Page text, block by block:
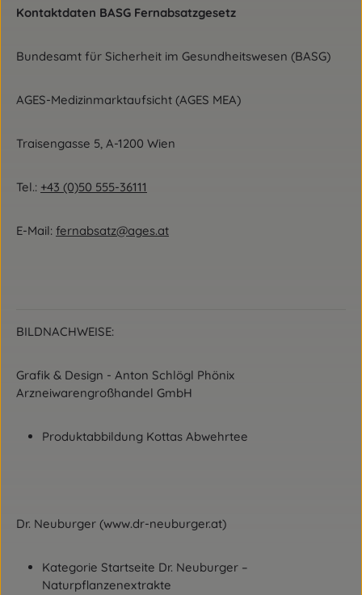
Kontaktdaten BASG Fernabsatzgesetz
Bundesamt für Sicherheit im Gesundheitswesen (BASG)
AGES-Medizinmarktaufsicht (AGES MEA)
Traisengasse 5, A-1200 Wien
Tel.: +43 (0)50 555-36111
E-Mail: fernabsatz@ages.at
BILDNACHWEISE:
Grafik & Design - Anton Schlögl Phönix
Arzneiwarengroßhandel GmbH
Produktabbildung Kottas Abwehrtee
Dr. Neuburger (www.dr-neuburger.at)
Kategorie Startseite Dr. Neuburger –
Naturpflanzenextrakte